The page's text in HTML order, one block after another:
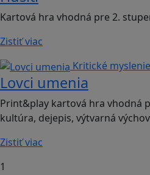
Kartová hra vhodná pre 2.
Zistiť viac
Kritické myslenie
Lovci umenia
Print&play kartová hra vhodná
kultúra, dejepis, výtvarná
Zistiť viac
1